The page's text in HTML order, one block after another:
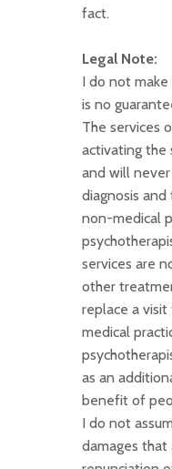
fact.
Legal Note:
I do not
is no
The services
activating the
and will
diagnosis
non-medical
services are
other
replace a
medical
as an
benefit of
I do not
damages that